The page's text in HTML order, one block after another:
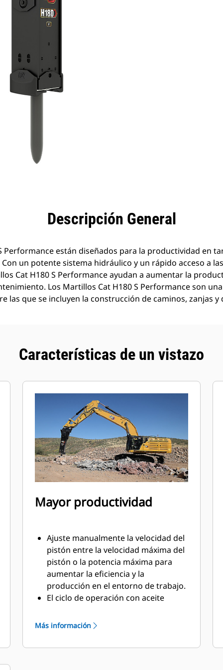
Descripción General
Performance están diseñados para la productividad en
un potente sistema hidráulico y un rápido acceso a
Cat H180 S Performance ayudan a aumentar la
Los Martillos Cat H180 S Performance son
las que se incluyen la construcción de caminos, zanjas y
Características de un vistazo
Mayor productividad
Ajuste manualmente la velocidad del
pistón entre la velocidad máxima del
pistón o la potencia máxima para
aumentar la eficiencia y la
producción en el entorno de trabajo.
El ciclo de operación con aceite
potencia durante cada golpe y con
Los componentes hidráulicos más
Más información